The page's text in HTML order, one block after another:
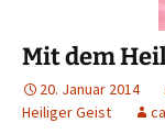
Mit dem
20. Januar 2014
Heiliger Geist